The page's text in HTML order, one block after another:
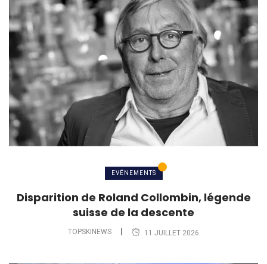
EVÉNEMENTS
Disparition de Roland Collombin, légende
suisse de la descente
TOPSKINEWS 11 JUILLET 2026